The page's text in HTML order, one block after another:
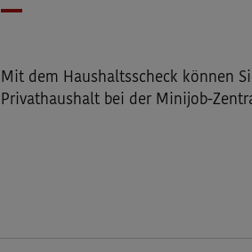
Mit dem Haushaltsscheck können
Privathaushalt bei der Minijob-